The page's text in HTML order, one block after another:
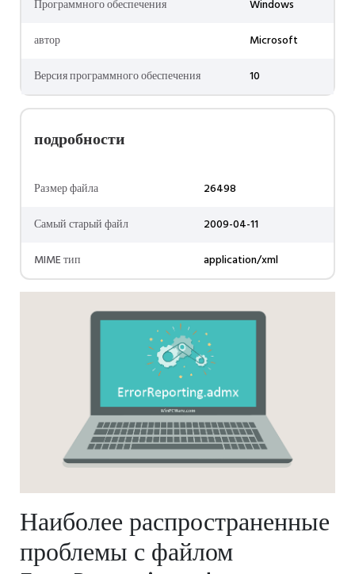
Программного обеспечения
Windows
автор
Microsoft
Версия программного обеспечения
10
подробности
Размер файла
26498
Самый старый файл
2009-04-11
MIME тип
application/xml
Наиболее распространенные
проблемы с файлом